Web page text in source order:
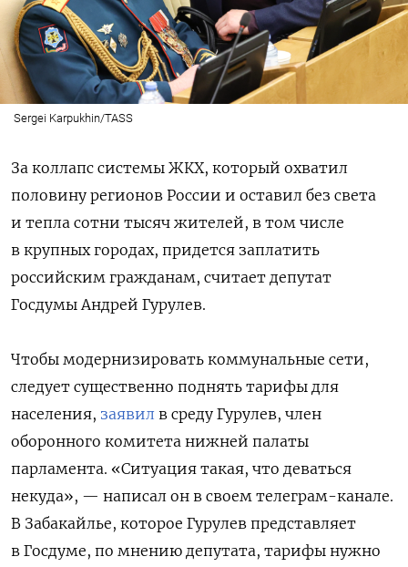
Sergei Karpukhin/TASS
За коллапс системы ЖКХ, который охватил
половину регионов России и оставил без света
и тепла сотни тысяч жителей, в том числе
в крупных городах, придется заплатить
российским гражданам, считает депутат
Госдумы Андрей Гурулев.
Чтобы модернизировать коммунальные сети,
следует существенно поднять тарифы для
населения, заявил в среду Гурулев, член
оборонного комитета нижней палаты
парламента. «Ситуация такая, что деваться
некуда», — написал он в своем телеграм-канале.
В Забакайлье, которое Гурулев представляет
в Госдуме, по мнению депутата, тарифы нужно